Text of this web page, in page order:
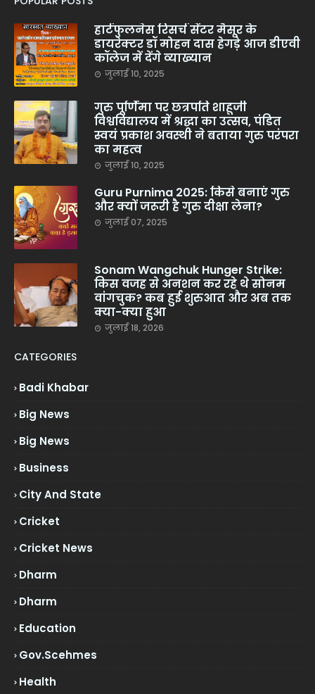
हार्टफुलनेस रिसर्च सेंटर मैसूर के
डायरेक्टर डॉ मोहन दास हेगड़े आज डीएवी
कॉलेज में देंगे व्याख्यान
जुलाई 10, 2025
गुरु पूर्णिमा पर छत्रपति शाहूजी
विश्वविद्यालय में श्रद्धा का उत्सव, पंडित
स्वयं प्रकाश अवस्थी ने बताया गुरु परंपरा
का महत्व
जुलाई 10, 2025
Guru Purnima 2025: किसे बनाएं गुरु
और क्यों जरूरी है गुरु दीक्षा लेना?
जुलाई 07, 2025
Sonam Wangchuk Hunger Strike:
किस वजह से अनशन कर रहे थे सोनम
वांगचुक? कब हुई शुरुआत और अब तक
क्या-क्या हुआ
जुलाई 18, 2026
CATEGORIES
Badi Khabar
Big News
Big News
Business
City And State
Cricket
Cricket News
Dharm
Dharm
Education
Gov.scehmes
Health